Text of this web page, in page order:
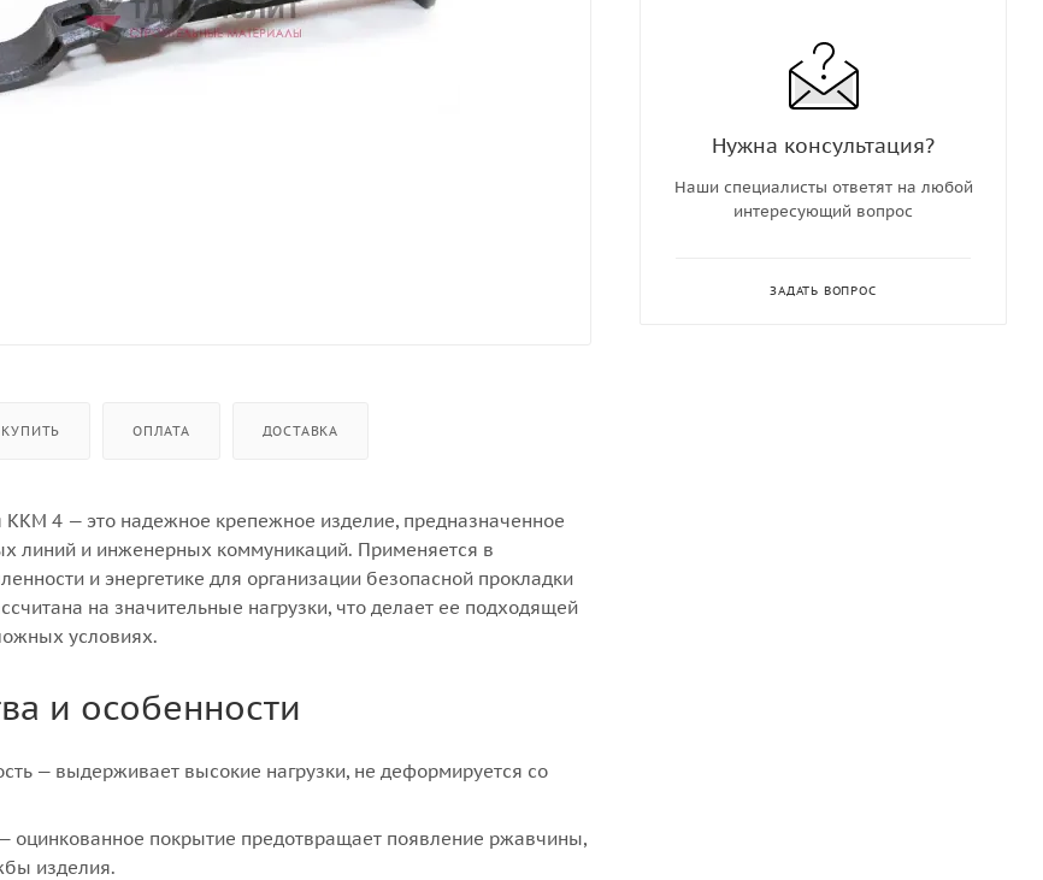
ОПЛАТА ДОСТАВКА
ККМ 4 — это надежное крепежное изделие, предназначенное
линий и инженерных коммуникаций. Применяется в
и энергетике для организации безопасной прокладки
на значительные нагрузки, что делает ее подходящей
условиях.
и особенности
— выдерживает высокие нагрузки, не деформируется со
оцинкованное покрытие предотвращает появление ржавчины,
изделия.
Нужна консультация?
Наши специалисты ответят на любой
интересующий вопрос
ЗАДАТЬ ВОПРОС